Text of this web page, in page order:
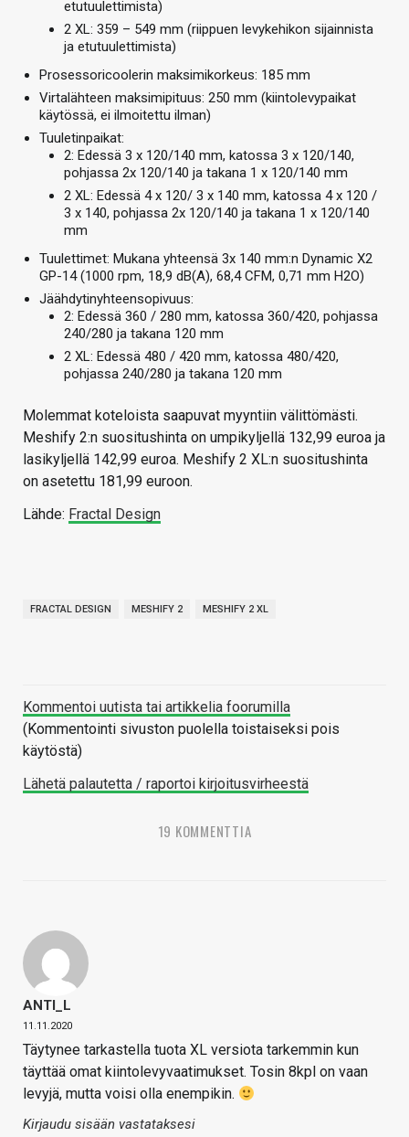
etutuulettimista)
2 XL: 359 – 549 mm (riippuen levykehikon sijainnista
ja etutuulettimista)
Prosessoricoolerin maksimikorkeus: 185 mm
Virtalähteen maksimipituus: 250 mm (kiintolevypaikat
käytössä, ei ilmoitettu ilman)
Tuuletinpaikat:
2: Edessä 3 x 120/140 mm, katossa 3 x 120/140,
pohjassa 2x 120/140 ja takana 1 x 120/140 mm
2 XL: Edessä 4 x 120/ 3 x 140 mm, katossa 4 x 120 /
3 x 140, pohjassa 2x 120/140 ja takana 1 x 120/140
mm
Tuulettimet: Mukana yhteensä 3x 140 mm:n Dynamic X2
GP-14 (1000 rpm, 18,9 dB(A), 68,4 CFM, 0,71 mm H2O)
Jäähdytinyhteensopivuus:
2: Edessä 360 / 280 mm, katossa 360/420, pohjassa
240/280 ja takana 120 mm
2 XL: Edessä 480 / 420 mm, katossa 480/420,
pohjassa 240/280 ja takana 120 mm
Molemmat koteloista saapuvat myyntiin välittömästi.
Meshify 2:n suositushinta on umpikyljellä 132,99 euroa ja
lasikyljellä 142,99 euroa. Meshify 2 XL:n suositushinta
on asetettu 181,99 euroon.
Lähde: Fractal Design
FRACTAL DESIGN MESHIFY 2 MESHIFY 2 XL
Kommentoi uutista tai artikkelia foorumilla
(Kommentointi sivuston puolella toistaiseksi pois
käytöstä)
Lähetä palautetta / raportoi kirjoitusvirheestä
19 KOMMENTTIA
ANTI_L
11.11.2020
Täytynee tarkastella tuota XL versiota tarkemmin kun
täyttää omat kiintolevyvaatimukset. Tosin 8kpl on vaan
levyjä, mutta voisi olla enempikin.
Kirjaudu sisään vastataksesi